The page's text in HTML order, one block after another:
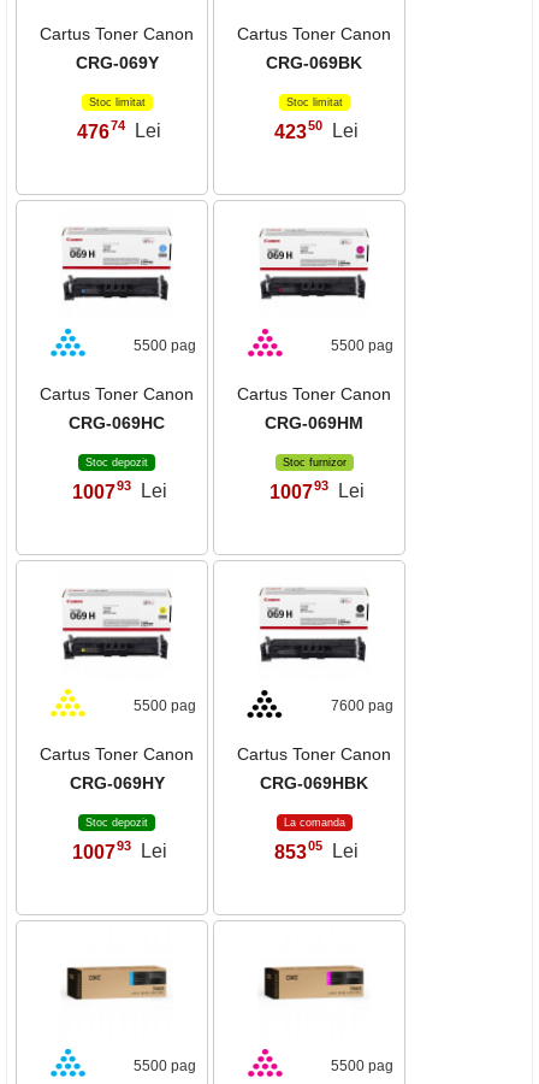
Cartus Toner Canon
CRG-069Y
Stoc limitat
47674 Lei
Cartus Toner Canon
CRG-069BK
Stoc limitat
42350 Lei
5500 pag
Cartus Toner Canon
CRG-069HC
Stoc depozit
1007,93 Lei
5500 pag
Cartus Toner Canon
CRG-069HM
Stoc furnizor
1007,93 Lei
5500 pag
Cartus Toner Canon
CRG-069HY
Stoc depozit
1007,93 Lei
7600 pag
Cartus Toner Canon
CRG-069HBK
La comanda
85305 Lei
5500 pag 5500 pag